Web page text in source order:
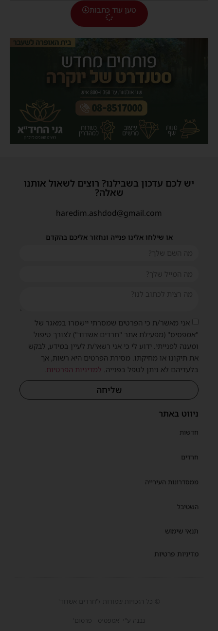
טען עוד כתבות
ניווט באתר
חדשות
חרדים
ממסדרונות העירייה
השטיבל
תנאי שימוש
מדיניות פרטיות
יש לכם עדכון בשבילנו? רוצים לשאול אותנו
שאלה?
haredim.ashdod@gmail.com
או שילחו אלינו פנייה ונחזור אליכם בהקדם
אני מאשר/ת כי הפרטים שמסרתי יישמרו במאגר של
"אמפסיס" (מפעילת אתר "חרדים אשדוד") לצורך טיפול
ומענה לפנייתי. ידוע לי כי אני רשאי/ת לעיין במידע, לבקש
את תיקונו או מחיקתו. מסירת הפרטים היא רשות, אך
בלעדיהם לא ניתן לטפל בפנייה. למדיניות הפרטיות.
שליחה
© כל הזכויות שמורות ל'חרדים אשדוד'
נבנה ע"י 'אמפסיס - פרסום'